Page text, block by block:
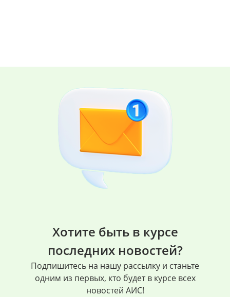
Хотите быть в курсе
последних новостей?
Подпишитесь на нашу рассылку и станьте
одним из первых, кто будет в курсе всех
новостей АИС!